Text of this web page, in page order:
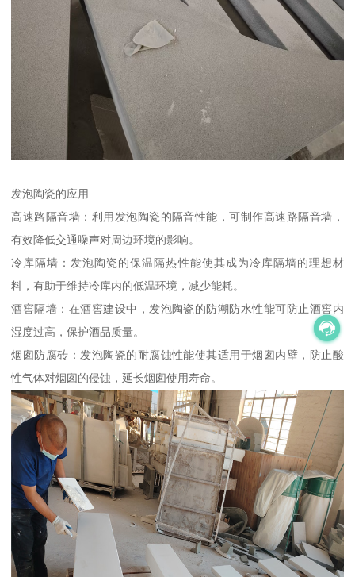
发泡陶瓷的应用
高速路隔音墙：利用发泡陶瓷的隔音性能，可制作高速路隔音墙，
有效降低交通噪声对周边环境的影响。
冷库隔墙：发泡陶瓷的保温隔热性能使其成为冷库隔墙的理想材
料，有助于维持冷库内的低温环境，减少能耗。
酒窖隔墙：在酒窖建设中，发泡陶瓷的防潮防水性能可防止酒窖内
湿度过高，保护酒品质量。
烟囱防腐砖：发泡陶瓷的耐腐蚀性能使其适用于烟囱内壁，防止酸
性气体对烟囱的侵蚀，延长烟囱使用寿命。